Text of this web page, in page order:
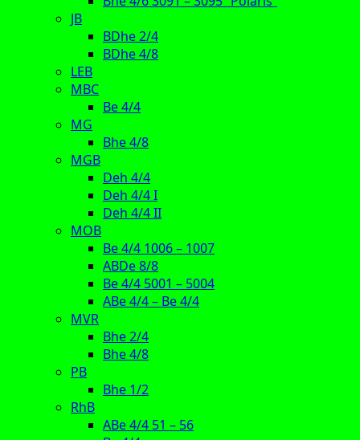
JB
BDhe 2/4
BDhe 4/8
LEB
MBC
Be 4/4
MG
Bhe 4/8
MGB
Deh 4/4
Deh 4/4 I
Deh 4/4 II
MOB
Be 4/4 1006 – 1007
ABDe 8/8
Be 4/4 5001 – 5004
ABe 4/4 – Be 4/4
MVR
Bhe 2/4
Bhe 4/8
PB
Bhe 1/2
RhB
ABe 4/4 51 – 56